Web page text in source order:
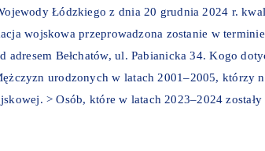
Łódzkiego z dnia 20 grudnia 2024 r.
wojskowa przeprowadzona zostanie w
adresem Bełchatów, ul. Pabianicka 34. Kogo
urodzonych w latach 2001–2005, którzy
> Osób, które w latach 2023–2024 zostały